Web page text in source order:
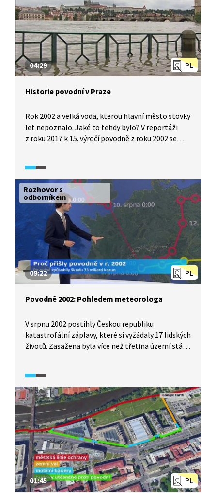
PL
04:29
Historie povodní v Praze
Rok 2002 a velká voda, kterou hlavní město stovky
let nepoznalo. Jaké to tehdy bylo? V reportáži
z roku 2017 k 15. výročí povodně z roku 2002 se
tzv. Bradáče.
Rozhovor s
odborníkem
PL
09:22
Povodně 2002: Pohledem meteorologa
V srpnu 2002 postihly Českou republiku
katastrofální záplavy, které si vyžádaly 17 lidských
životů. Zasažena byla více než třetina území státu,
vzpamatovávala z povodní, jež ji zasáhly v roce
1997. Řádění živlu způsobilo v roce 2002 škody
v hodnotě 73 miliard. Proč tyto povodně přišly?
Na tuto otázku odpovídá meteorolog České
televize Vladimír Piskala.
PL
01:45